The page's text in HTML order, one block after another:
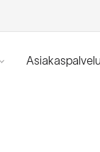
Asiakaspalvelu